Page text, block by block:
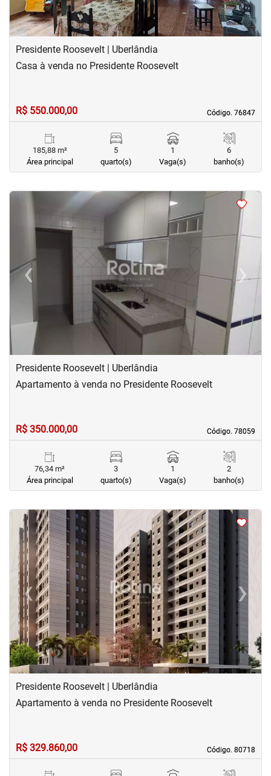
Presidente Roosevelt | Uberlândia
Código. 76847
Código. 76847
Casa à venda no Presidente Roosevelt
R$ 550.000,00
185,88 m²
Área principal
5
quarto(s)
1
Vaga(s)
6
banho(s)
<
‹Previous ›Next
Presidente Roosevelt | Uberlândia
Código. 78059
Código. 78059
Apartamento à venda no Presidente Roosevelt
R$ 350.000,00
76,34 m²
Área principal
3
quarto(s)
1
Vaga(s)
2
banho(s)
<<
‹Previous ›Next
Presidente Roosevelt | Uberlândia
Código. 80718
Código. 80718
Apartamento à venda no Presidente Roosevelt
R$ 329.860,00